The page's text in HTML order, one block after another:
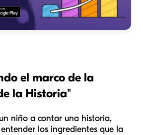
el marco de la
la Historia"
niño a contar una historia,
los ingredientes que la